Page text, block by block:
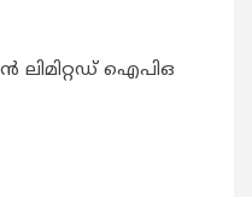
ലിമിറ്റഡ് ഐപിഒ